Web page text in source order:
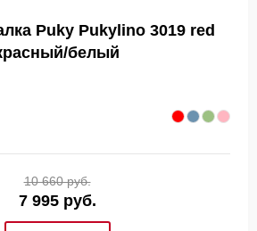
Puky Pukylino 3019 red
белый
10 660 руб.
7 995 руб.